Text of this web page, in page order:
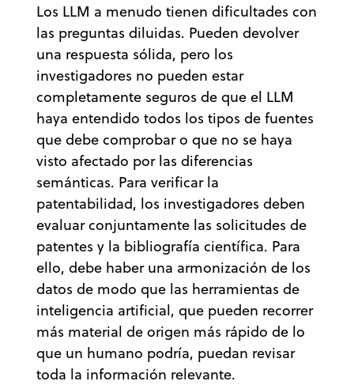
Los LLM a menudo tienen dificultades con
las preguntas diluidas. Pueden devolver
una respuesta sólida, pero los
investigadores no pueden estar
completamente seguros de que el LLM
haya entendido todos los tipos de fuentes
que debe comprobar o que no se haya
visto afectado por las diferencias
semánticas. Para verificar la
patentabilidad, los investigadores deben
evaluar conjuntamente las solicitudes de
patentes y la bibliografía científica. Para
ello, debe haber una armonización de los
datos de modo que las herramientas de
inteligencia artificial, que pueden recorrer
más material de origen más rápido de lo
que un humano podría, puedan revisar
toda la información relevante.